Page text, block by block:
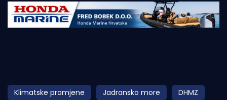
Početna
Obala
Klimatske promjene Jadransko more DHMZ